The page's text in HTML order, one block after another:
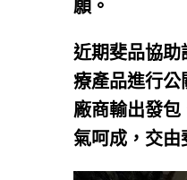
願。
近期斐品協助
療產品進行公
廠商輸出發
氣呵成，交由